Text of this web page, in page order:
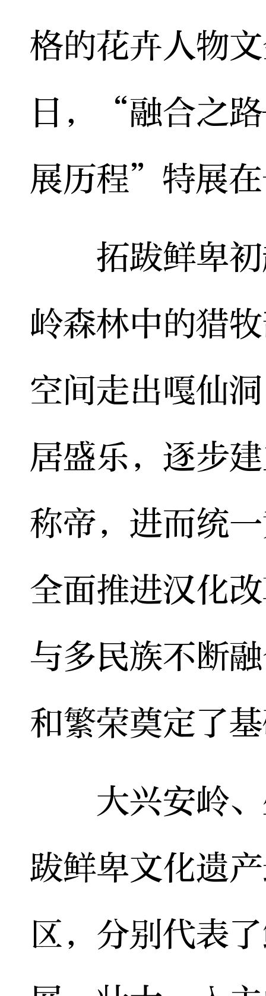
格的花卉人物
日，“融合之
展历程”特展
拓跋鲜卑初
岭森林中的猎
空间走出嘎仙
居盛乐，逐步
称帝，进而统
全面推进汉化
与多民族不断
和繁荣奠定了
大兴安岭、
跋鲜卑文化遗
区，分别代表